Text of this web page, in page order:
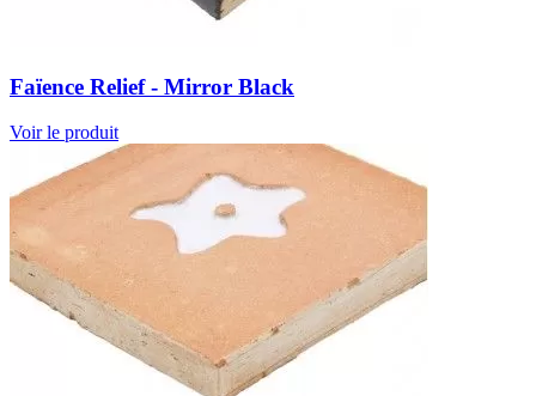
Faïence Relief - Mirror Black
Voir le produit